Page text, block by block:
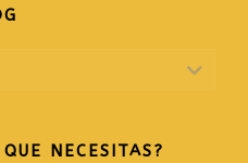
NECESITAS?